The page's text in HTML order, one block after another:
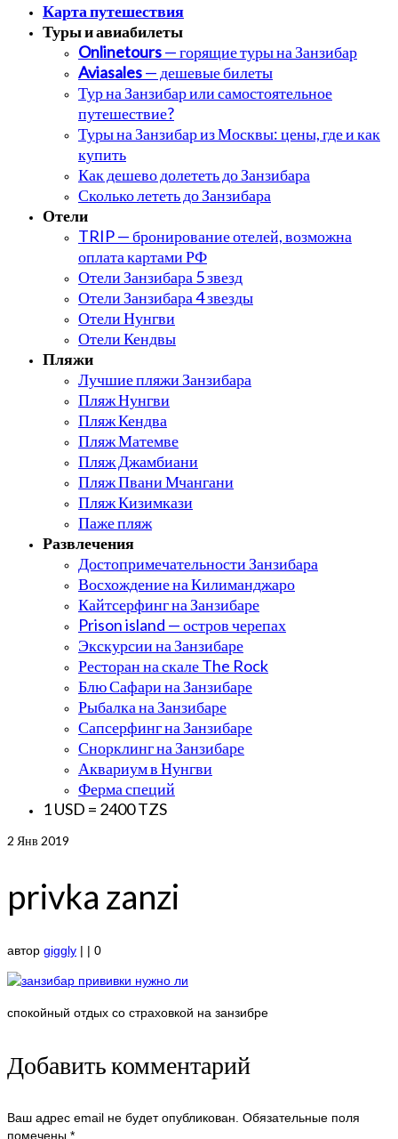
Карта путешествия
Туры и авиабилеты
Onlinetours— горящие туры на Занзибар
Aviasales— дешевые билеты
Тур на Занзибар или самостоятельное
путешествие?
Туры на Занзибар из Москвы: цены, где и как
купить
Как дешево долететь до Занзибара
Сколько лететь до Занзибара
Отели
TRIP — бронирование отелей, возможна
оплата картами РФ
Отели Занзибара 5 звезд
Отели Занзибара 4 звезды
Отели Нунгви
Отели Кендвы
Пляжи
Лучшие пляжи Занзибара
Пляж Нунгви
Пляж Кендва
Пляж Матемве
Пляж Джамбиани
Пляж Пвани Мчангани
Пляж Кизимкази
Паже пляж
Развлечения
Достопримечательности Занзибара
Восхождение на Килиманджаро
Кайтсерфинг на Занзибаре
Prison island — остров черепах
Экскурсии на Занзибаре
Ресторан на скале The Rock
Блю Сафари на Занзибаре
Рыбалка на Занзибаре
Сапсерфинг на Занзибаре
Снорклинг на Занзибаре
Аквариум в Нунгви
Ферма специй
1 USD = 2400 TZS
2 Янв 2019
privka zanzi
автор giggly | | 0
спокойный отдых со страховкой на занзибре
Добавить комментарий
Ваш адрес email не будет опубликован. Обязательные поля
помечены *